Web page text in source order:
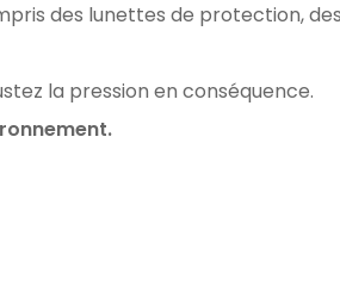
des lunettes de protection,
la pression en conséquence.